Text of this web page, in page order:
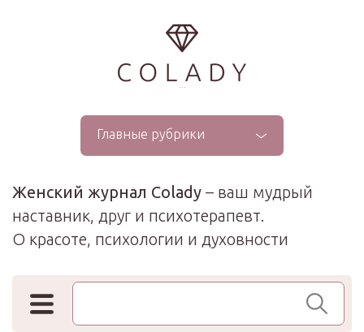
...
Главные рубрики
Женский журнал Colady – ваш мудрый
наставник, друг и психотерапевт.
О красоте, психологии и духовности
Поиск по сайту